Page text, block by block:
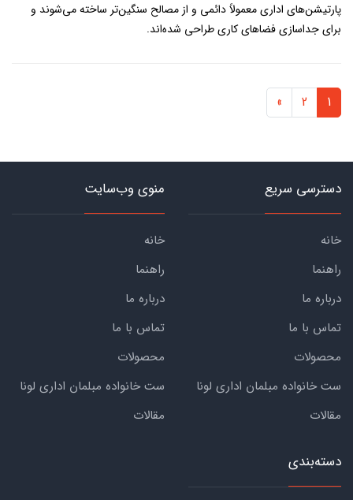
پارتیشن‌های اداری معمولاً دائمی و از مصالح سنگین‌تر ساخته می‌شوند و
برای جداسازی فضاهای کاری طراحی شده‌اند.
1
2
»
دسترسی سریع
خانه
راهنما
درباره ما
تماس با ما
محصولات
ست خانواده مبلمان اداری لونا
مقالات
منوی وب‌سایت
خانه
راهنما
درباره ما
تماس با ما
محصولات
ست خانواده مبلمان اداری لونا
مقالات
دسته‌بندی